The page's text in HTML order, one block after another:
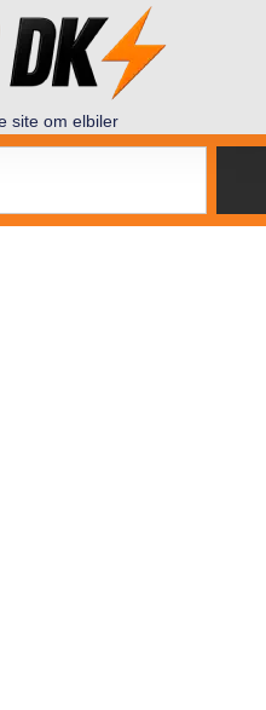
site om elbiler